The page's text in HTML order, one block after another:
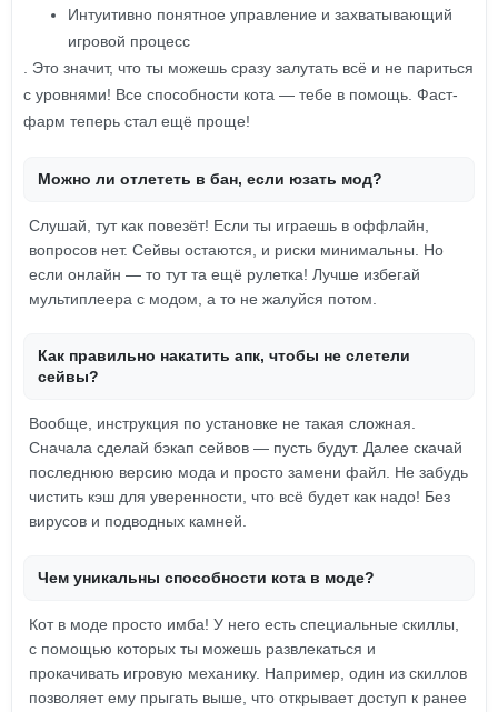
Интуитивно понятное управление и захватывающий
игровой процесс
. Это значит, что ты можешь сразу залутать всё и не париться
с уровнями! Все способности кота — тебе в помощь. Фаст-
фарм теперь стал ещё проще!
Можно ли отлететь в бан, если юзать мод?
Слушай, тут как повезёт! Если ты играешь в оффлайн,
вопросов нет. Сейвы остаются, и риски минимальны. Но
если онлайн — то тут та ещё рулетка! Лучше избегай
мультиплеера с модом, а то не жалуйся потом.
Как правильно накатить апк, чтобы не слетели
сейвы?
Вообще, инструкция по установке не такая сложная.
Сначала сделай бэкап сейвов — пусть будут. Далее скачай
последнюю версию мода и просто замени файл. Не забудь
чистить кэш для уверенности, что всё будет как надо! Без
вирусов и подводных камней.
Чем уникальны способности кота в моде?
Кот в моде просто имба! У него есть специальные скиллы,
с помощью которых ты можешь развлекаться и
прокачивать игровую механику. Например, один из скиллов
позволяет ему прыгать выше, что открывает доступ к ранее